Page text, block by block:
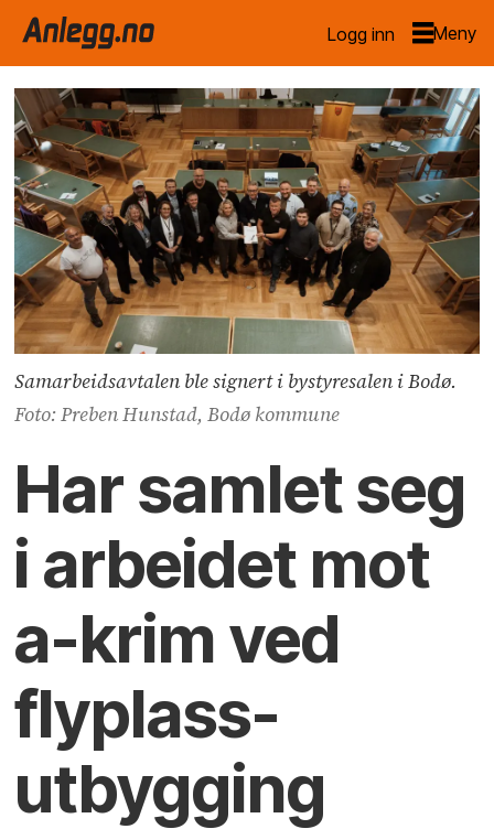
Logg inn
Samarbeidsavtalen ble signert i bystyresalen i Bodø.
Foto: Preben Hunstad, Bodø kommune
Har samlet seg
i arbeidet mot
a-krim ved
flyplass­
utbygging